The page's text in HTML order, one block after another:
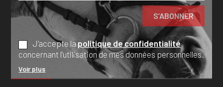
J’accepte lapolitique de confidentialité
concernant l’utilisation de mes données personnelles.
Voir plus